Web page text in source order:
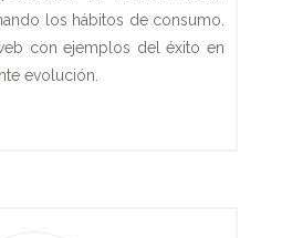
los hábitos de consumo.
con ejemplos del éxito en
evolución.